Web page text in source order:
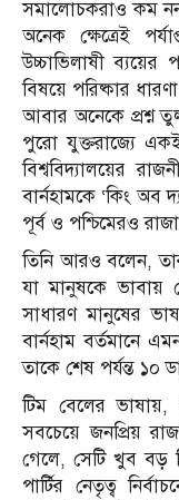
সমালোচকরাও কম
অনেক ক্ষেত্রেই
উচ্চাভিলাষী
বিষয়ে পরিষ্কার
আবার অনেকে প্রশ্ন
পুরো যুক্তরাজ্যে
বিশ্ববিদ্যালয়ের
বার্নহামকে ‘কিং অব
পূর্ব ও পশ্চিমেরও
তিনি আরও বলেন,
যা মানুষকে ভাবায়
সাধারণ মানুষের
বার্নহাম বর্তমানে
তাকে শেষ পর্যন্ত ১০
টিম বেলের ভাষায়,
সবচেয়ে জনপ্রিয়
গেলে, সেটি খুব বড়
পার্টির নেতৃত্ব